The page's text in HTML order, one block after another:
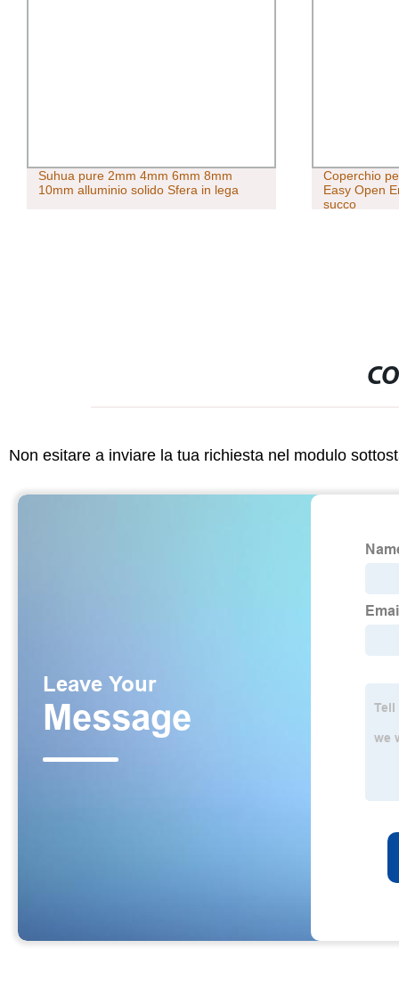
Suhua pure 2mm 4mm 6mm 8mm
10mm alluminio solido Sfera in lega
Coperchio
Easy Open
succo
Non esitare a inviare la tua richiesta nel modulo